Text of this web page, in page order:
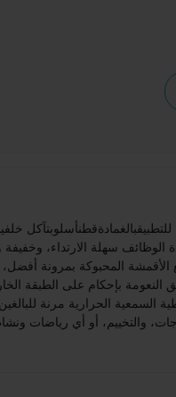
الوظائف سهلة الارتداء،
النعومة بإحكام على الطبقة